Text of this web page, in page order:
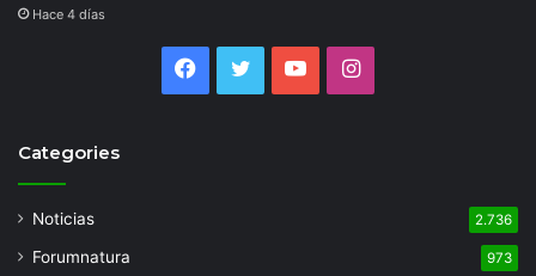
Hace 4 días
Facebook
TwitterYouTubeInstagram
Categories
Noticias 2.736
Forumnatura 973